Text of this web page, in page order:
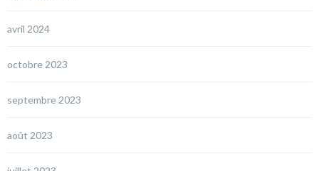
avril 2024
octobre 2023
septembre 2023
août 2023